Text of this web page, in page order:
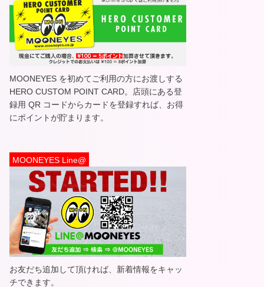
MOONEYES を初めてご利用の方にお渡しする
HERO CUSTOM POINT CARD。店頭にある登
録用 QR コードからカードを登録すれば、お得
にポイントが貯まります。
MOONEYES Line@
お友だち追加して頂ければ、新着情報をキャッ
チできます。